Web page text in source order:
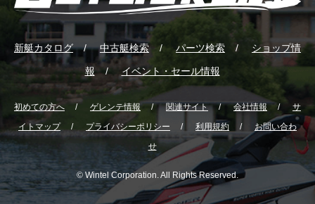
新艇カタログ 中古艇検索 パーツ検索 ショップ情
報 イベント・セール情報
初めての方へ ゲレンテ情報 関連サイト 会社情報
サ
イトマップ
プライバシーポリシー 利用規約
お問い合わ
せ
© Wintel Corporation. All Rights Reserved.